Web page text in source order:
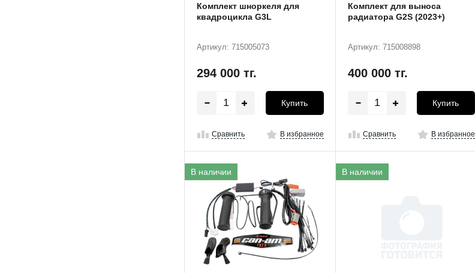
Комплект шноркеля для
квадроцикла G3L
Артикул: 715005073
294 000 тг.
Купить
Сравнить В избранное
Комплект для выноса
радиатора G2S (2023+)
Артикул: 715008898
400 000 тг.
Купить
Сравнить В избранное
В наличии В наличии